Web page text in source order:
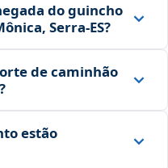
do guincho
Serra‑ES?
de caminhão
estão